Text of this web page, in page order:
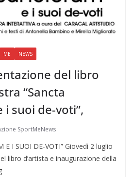
ME NEWS
del libro
“Sancta
i suoi de-voti”,
SportMeNews
E I SUOI DE-VOTI” Giovedì 2 luglio
libro d’artista e inaugurazione della